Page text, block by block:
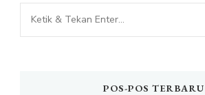
Mencari
Sesuatu?
POS-POS TERBARU